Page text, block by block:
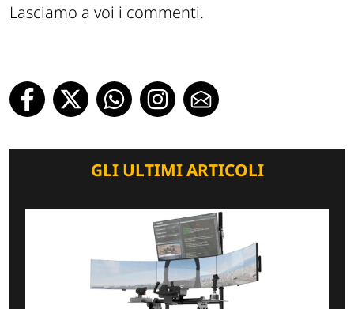
Lasciamo a voi i commenti.
GLI ULTIMI ARTICOLI